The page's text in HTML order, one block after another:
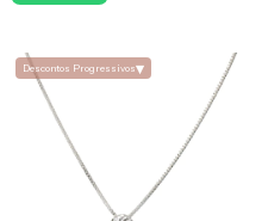
Descontos Progressivos▾